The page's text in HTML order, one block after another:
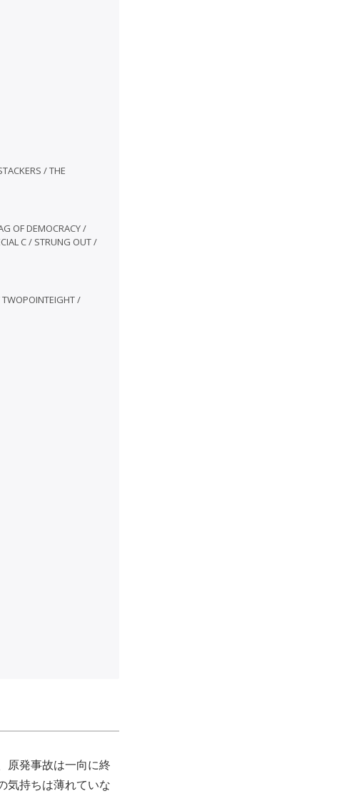
/ THE
OF DEMOCRACY /
C / STRUNG OUT /
TWOPOINTEIGHT /
原発事故は一向に終
気持ちは薄れていな